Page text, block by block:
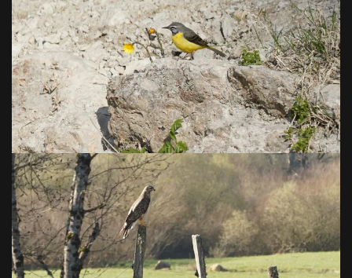
VOIR EN GRAND
VOIR EN GRAND